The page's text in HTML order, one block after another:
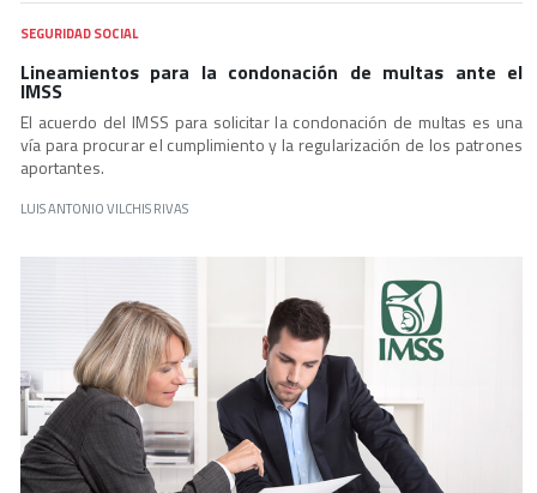
SEGURIDAD SOCIAL
Lineamientos para la condonación de multas ante el
IMSS
El acuerdo del IMSS para solicitar la condonación de multas es una
vía para procurar el cumplimiento y la regularización de los patrones
aportantes.
LUIS ANTONIO VILCHIS RIVAS